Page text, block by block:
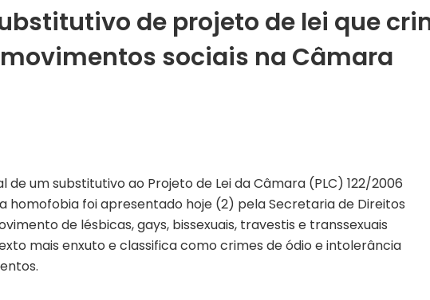
de projeto de lei que
sociais na Câmara
de um substitutivo ao Projeto de Lei da Câmara (PLC) 122/2006
homofobia foi apresentado hoje (2) pela Secretaria de Direitos
de lésbicas, gays, bissexuais, travestis e transsexuais
mais enxuto e classifica como crimes de ódio e intolerância